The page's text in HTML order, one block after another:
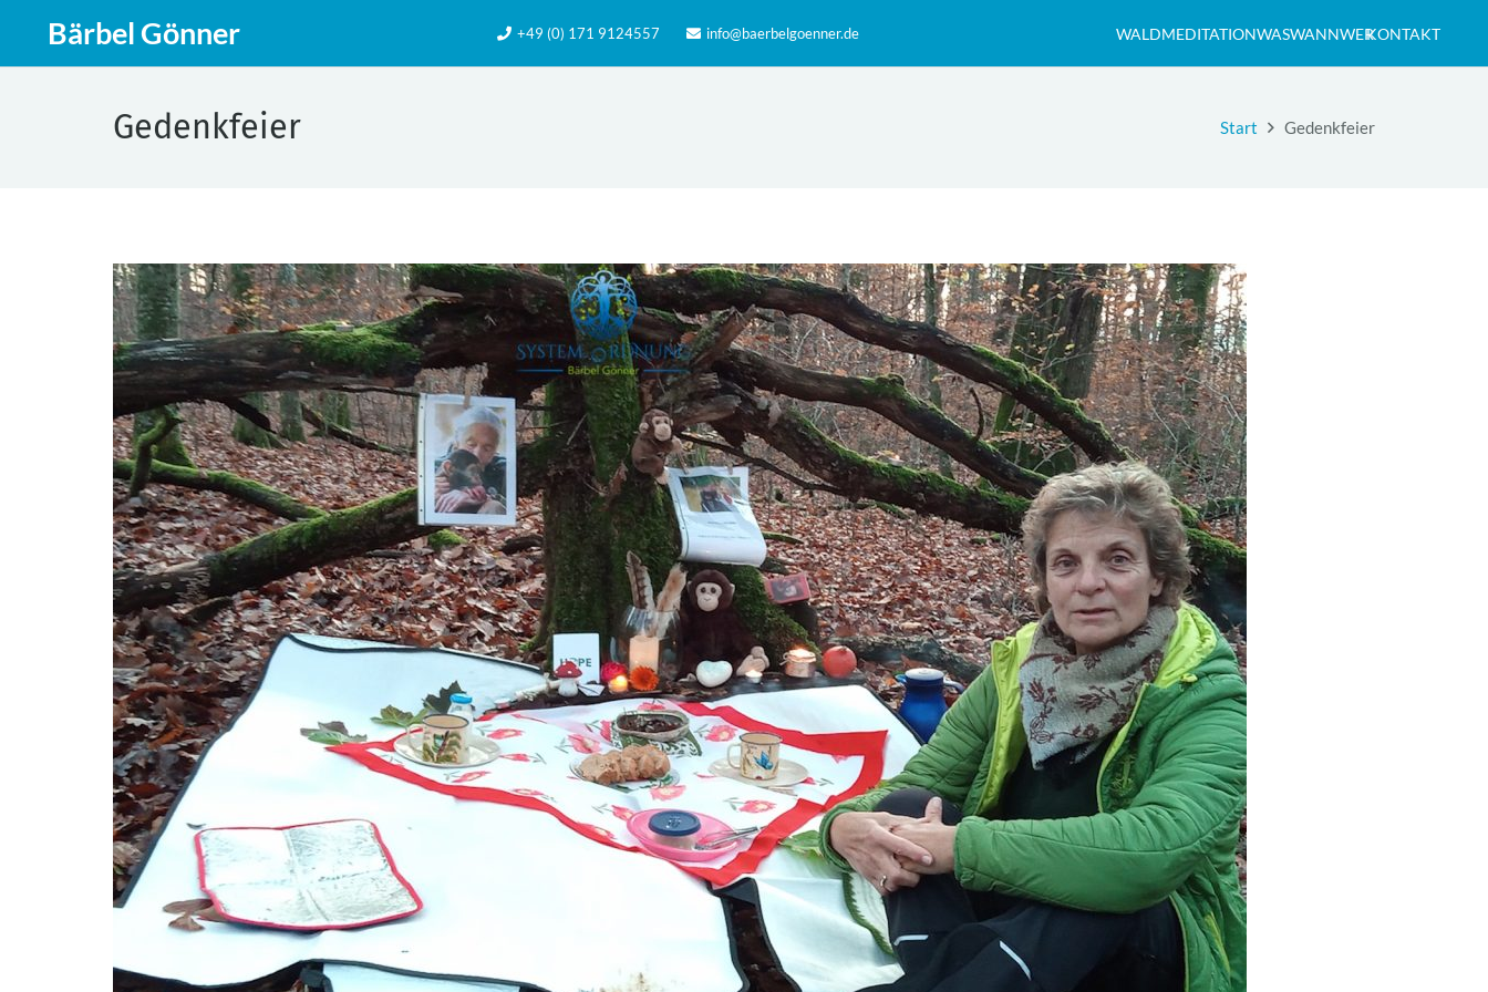
Bärbel Gönner +49 (0) 171 9124557 info@baerbelgoenner.de WALDMEDITATIONWASWANNWERKONTAKT
Gedenkfeier Start Gedenkfeier